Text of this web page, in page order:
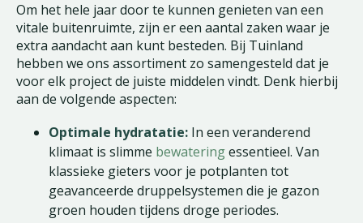
Om het hele jaar door te kunnen genieten van een
vitale buitenruimte, zijn er een aantal zaken waar je
extra aandacht aan kunt besteden. Bij Tuinland
hebben we ons assortiment zo samengesteld dat je
voor elk project de juiste middelen vindt. Denk hierbij
aan de volgende aspecten:
Optimale hydratatie: In een veranderend
klimaat is slimme bewateringessentieel. Van
klassieke gieters voor je potplanten tot
geavanceerde druppelsystemen die je gazon
groen houden tijdens droge periodes.